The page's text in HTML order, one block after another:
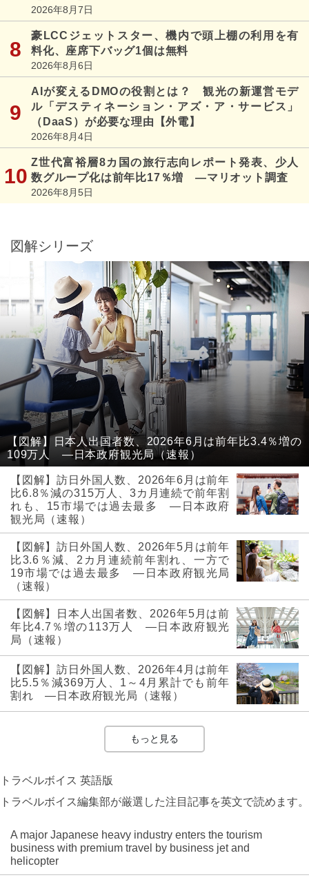
2026年8月7日
豪LCCジェットスター、機内で頭上棚の利用を有
料化、座席下バッグ1個は無料
2026年8月6日
AIが変えるDMOの役割とは？ 観光の新運営モデ
ル「デスティネーション・アズ・ア・サービス」
（DaaS）が必要な理由【外電】
2026年8月4日
Z世代富裕層8カ国の旅行志向レポート発表、少人
数グループ化は前年比17％増 ―マリオット調査
2026年8月5日
図解シリーズ
【図解】日本人出国者数、2026年6月は前年比3.4％増の
109万人 ―日本政府観光局（速報）
【図解】訪日外国人数、2026年6月は前年
比6.8％減の315万人、3カ月連続で前年割
れも、15市場では過去最多 ―日本政府
観光局（速報）
【図解】訪日外国人数、2026年5月は前年
比3.6％減、2カ月連続前年割れ、一方で
19市場では過去最多 ―日本政府観光局
（速報）
【図解】日本人出国者数、2026年5月は前
年比4.7％増の113万人 ―日本政府観光
局（速報）
【図解】訪日外国人数、2026年4月は前年
比5.5％減369万人、1～4月累計でも前年
割れ ―日本政府観光局（速報）
もっと見る
トラベルボイス 英語版
トラベルボイス編集部が厳選した注目記事を英文で読めます。
A major Japanese heavy industry enters the tourism
business with premium travel by business jet and
helicopter